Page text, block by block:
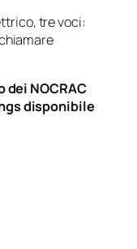
tre voci:
dei NOCRAC
disponibile